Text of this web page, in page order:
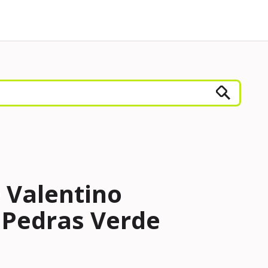
Valentino
Verde